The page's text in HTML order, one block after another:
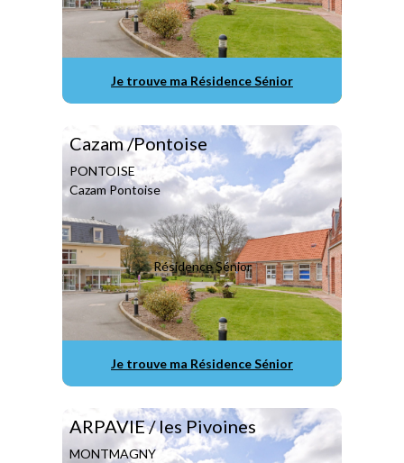
Je trouve ma Résidence Sénior
Cazam /Pontoise
PONTOISE
Cazam Pontoise
Résidence Sénior
Je trouve ma Résidence Sénior
ARPAVIE / les Pivoines
MONTMAGNY